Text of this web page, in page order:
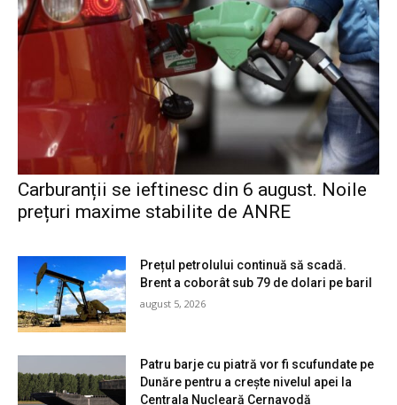
Carburanții se ieftinesc din 6 august. Noile
prețuri maxime stabilite de ANRE
Prețul petrolului continuă să scadă.
Brent a coborât sub 79 de dolari pe baril
august 5, 2026
Patru barje cu piatră vor fi scufundate pe
Dunăre pentru a crește nivelul apei la
Centrala Nucleară Cernavodă